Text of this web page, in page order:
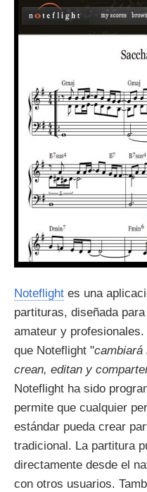
Noteflight es una
partituras, diseñada
amateur y
que Noteflight "cambiará
crean, editan y
Noteflight ha sido
permite que cualquier
estándar pueda crear
tradicional. La partitura
directamente desde el
con otros usuarios.